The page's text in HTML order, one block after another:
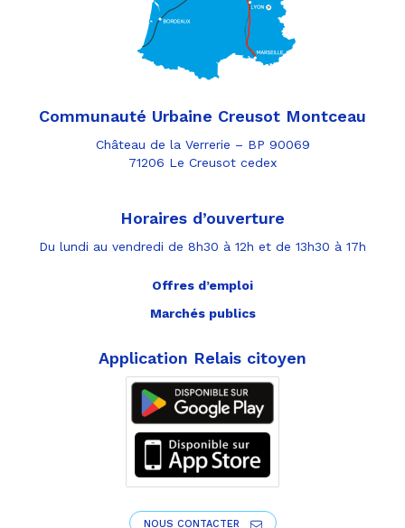
Communauté Urbaine Creusot Montceau
Château de la Verrerie – BP 90069
71206 Le Creusot cedex
Horaires d’ouverture
Du lundi au vendredi de 8h30 à 12h et de 13h30 à 17h
Offres d’emploi
Marchés publics
Application Relais citoyen
NOUS CONTACTER